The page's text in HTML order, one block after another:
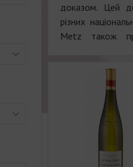
доказом. Цей
різних
Metz також